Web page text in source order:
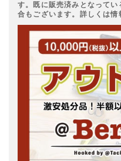
す。既に販売済みとなって
合もございます。詳しくは情